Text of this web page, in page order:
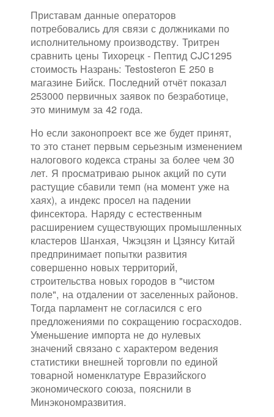
Приставам данные операторов
потребовались для связи с должниками по
исполнительному производству. Тритрен
сравнить цены Тихорецк - Пептид CJC1295
стоимость Назрань: Testosteron E 250 в
магазине Бийск. Последний отчёт показал
253000 первичных заявок по безработице,
это минимум за 42 года.
Но если законопроект все же будет принят,
то это станет первым серьезным изменением
налогового кодекса страны за более чем 30
лет. Я просматриваю рынок акций по сути
растущие сбавили темп (на момент уже на
хаях), а индекс просел на падении
финсектора. Наряду с естественным
расширением существующих промышленных
кластеров Шанхая, Чжэцзян и Цзянсу Китай
предпринимает попытки развития
совершенно новых территорий,
строительства новых городов в "чистом
поле", на отдалении от заселенных районов.
Тогда парламент не согласился с его
предложениями по сокращению госрасходов.
Уменьшение импорта не до нулевых
значений связано с характером ведения
статистики внешней торговли по единой
товарной номенклатуре Евразийского
экономического союза, пояснили в
Минэкономразвития.